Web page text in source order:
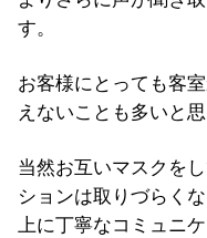
す。
お客様にとっても客
えないことも多いと思
当然お互いマスクを
ションは取りづらく
上に丁寧なコミュニ